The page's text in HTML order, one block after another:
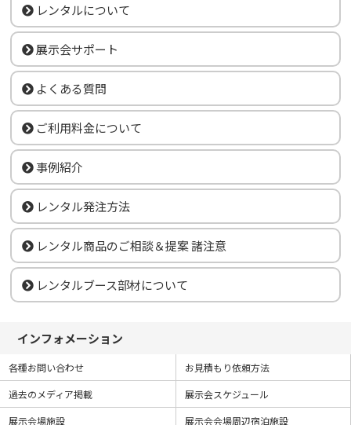
レンタルについて
展示会サポート
よくある質問
ご利用料金について
事例紹介
レンタル発注方法
レンタル商品のご相談＆提案 諸注意
レンタルブース部材について
インフォメーション
各種お問い合わせ
お見積もり依頼方法
過去のメディア掲載
展示会スケジュール
展示会場施設
展示会会場周辺宿泊施設